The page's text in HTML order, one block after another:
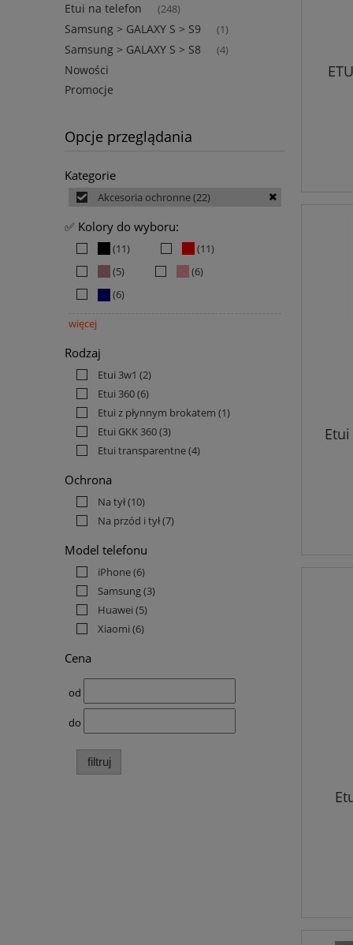
Etui na telefon (248)
Samsung > GALAXY S > S9 (1)
Samsung > GALAXY S > S8 (4)
Nowości
Promocje
Opcje przeglądania
Kategorie
Akcesoria ochronne(22)
✅ Kolory do wyboru:
(11)
(11)
(5)
(6)
(6)
więcej
Rodzaj
Etui 3w1 (2)
Etui 360(6)
Etui z płynnym brokatem (1)
Etui GKK 360(3)
Etui transparentne(4)
Ochrona
Na tył(10)
Na przód i tył(7)
Model telefonu
iPhone(6)
Samsung(3)
Huawei (5)
Xiaomi (6)
Cena
od
do
filtruj